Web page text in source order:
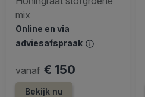
mix
Online en via
adviesafspraak
vanaf € 150
Bekijk nu